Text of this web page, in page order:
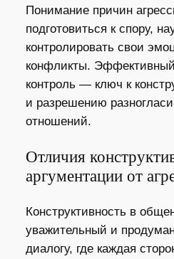
Понимание причин
подготовиться к спору,
контролировать свои
конфликты.
контроль — ключ к
и разрешению
отношений.
Отличия
аргументации от
Конструктивность в
уважительный и
диалогу, где каждая